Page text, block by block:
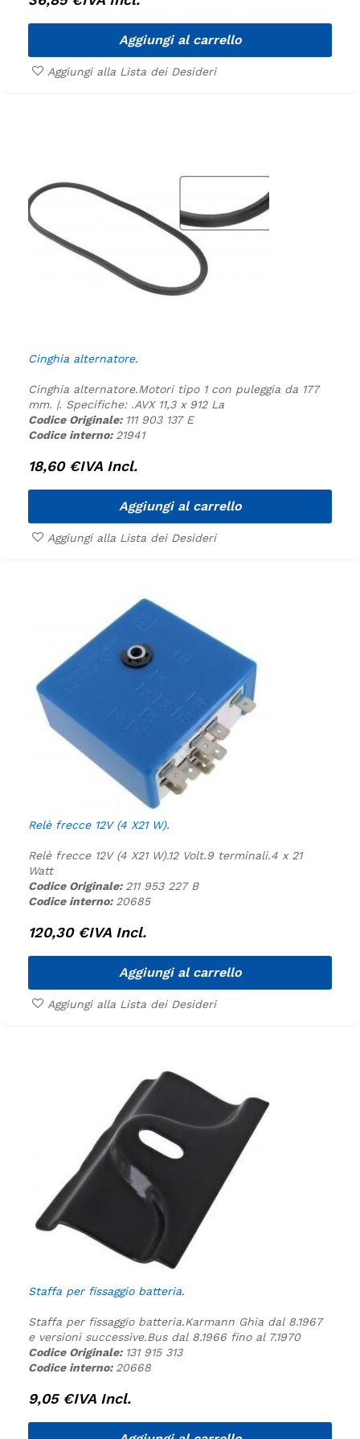
Aggiungi al carrello
Aggiungi alla Lista dei Desideri
Cinghia alternatore.
Cinghia alternatore.Motori tipo 1 con puleggia da 177
mm. |. Specifiche: .AVX 11,3 x 912 La
Codice Originale: 111 903 137 E
Codice interno: 21941
18,60 €IVA Incl.
Aggiungi al carrello
Aggiungi alla Lista dei Desideri
Relè frecce 12V (4 X21 W).
Relè frecce 12V (4 X21 W).12 Volt.9 terminali.4 x 21
Watt
Codice Originale: 211 953 227 B
Codice interno: 20685
120,30 €IVA Incl.
Aggiungi al carrello
Aggiungi alla Lista dei Desideri
Staffa per fissaggio batteria.
Staffa per fissaggio batteria.Karmann Ghia dal 8.1967
e versioni successive.Bus dal 8.1966 fino al 7.1970
Codice Originale: 131 915 313
Codice interno: 20668
9,05 €IVA Incl.